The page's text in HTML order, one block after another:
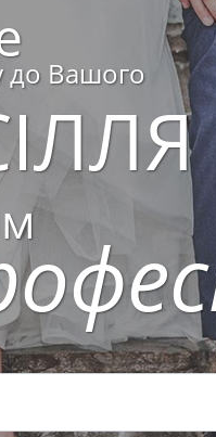
до Вашого